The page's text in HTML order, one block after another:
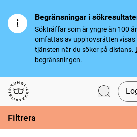
Begränsningar i
Sökträffar som är yngre än 100
omfattas av upphovsrätten visas
tjänsten när du söker på distans.
begränsningen.
Svenska tidningar
Filtrera